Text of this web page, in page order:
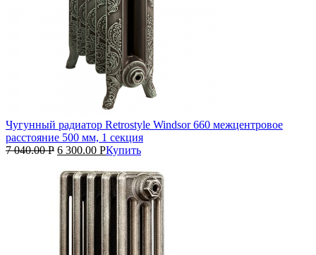
Чугунный радиатор Retrostyle Windsor 660 межцентровое
расстояние 500 мм, 1 секция
7 040.00Р 6 300.00 РКупить